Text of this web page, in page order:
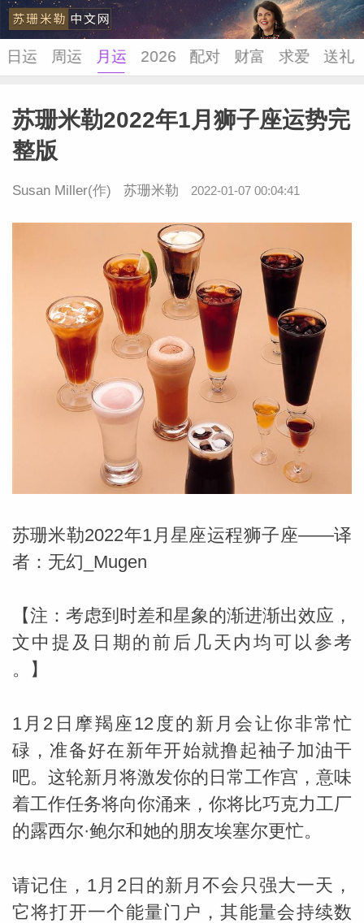
苏珊米
勒中文
苏珊米
日运 周运 月运 2026 配对 财富 求爱 送礼
苏珊米勒2022年1月狮子座运势完
整版
Susan Miller(作) 苏珊米勒 2022-01-07 00:04:41
苏珊米勒2022年1月星座运程狮子座——译
者：无幻_Mugen
【注：考虑到时差和星象的渐进渐出效应，
文中提及日期的前后几天内均可以参考
。】
1月2日摩羯座12度的新月会让你非常忙
碌，准备好在新年开始就撸起袖子加油干
吧。这轮新月将激发你的日常工作宫，意味
着工作任务将向你涌来，你将比巧克力工厂
的露西尔·鲍尔和她的朋友埃塞尔更忙。
请记住，1月2日的新月不会只强大一天，
它将打开一个能量门户，其能量会持续数